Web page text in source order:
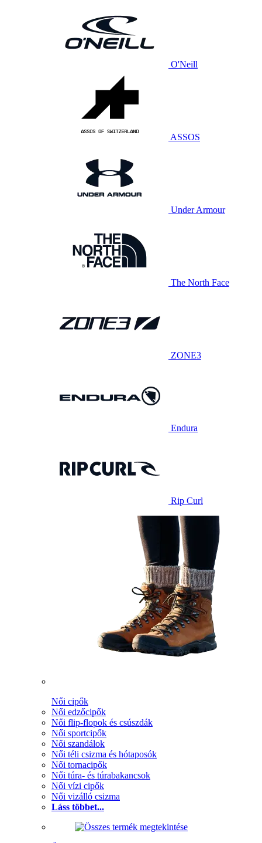
O'Neill
ASSOS
Under Armour
The North Face
ZONE3
Endura
Rip Curl
Női cipők
Női edzőcipők
Női flip-flopok és csúszdák
Női sportcipők
Női szandálok
Női téli csizma és hótaposók
Női tornacipők
Női túra- és túrabakancsok
Női vízi cipők
Női vizálló csizma
Láss többet...